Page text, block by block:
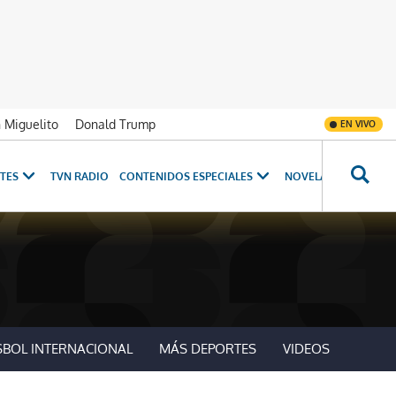
Miguelito Donald Trump EN VIVO
TVN RADIO CONTENIDOS ESPECIALES NOVELAS
INTERNACIONAL MÁS DEPORTES VIDEOS